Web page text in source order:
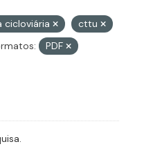
cicloviária
cttu
PDF